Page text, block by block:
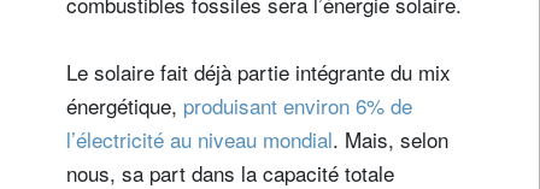
Le solaire fait déjà partie intégrante du mix
énergétique, produisant environ 6% de
l’électricité au niveau mondial. Mais, selon
nous, sa part dans la capacité totale